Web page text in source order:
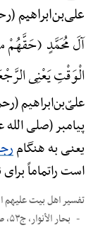
علی‌بن‌ابراهیم
آلَ مُحَمَّدٍ (حَقَّهُمْ
الْوَقْتِ یَعْنِی
علیّ‌بن‌ابراهیم
پیامبر (صلی
یعنی به هنگام
است راتماماً
تفسیر اهل بیت علیهم
بحار الأنوار، ج۵۳، ص۵۱/ القمی، ج۱، ص۳۱۲/ نور الثقلین/ البرهان